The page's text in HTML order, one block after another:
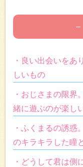
–
・良い出会いをあ
しいもの
・おじさまの限界
緒に遊ぶのが楽し
・ふくまるの誘
のキラキラした瞳
・どうして君は側